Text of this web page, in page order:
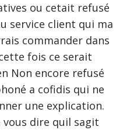
ou cetait refusé
service client qui ma
commander dans
fois ce serait
Non encore refusé
a cofidis qui ne
une explication.
vous dire quil sagit